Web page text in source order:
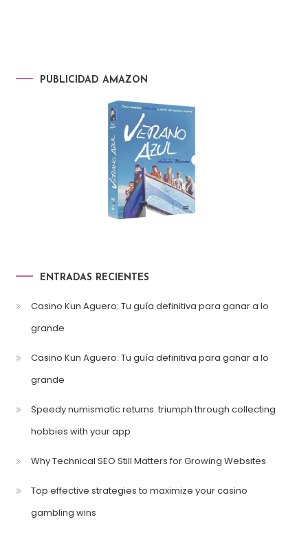
PUBLICIDAD AMAZON
ENTRADAS RECIENTES
Casino Kun Aguero: Tu guía definitiva para ganar a lo
grande
Casino Kun Aguero: Tu guía definitiva para ganar a lo
grande
Speedy numismatic returns: triumph through collecting
hobbies with your app
Why Technical SEO Still Matters for Growing Websites
Top effective strategies to maximize your casino
gambling wins